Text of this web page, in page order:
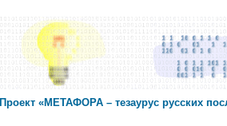
Проект «МЕТАФОРА – тезаурус русских